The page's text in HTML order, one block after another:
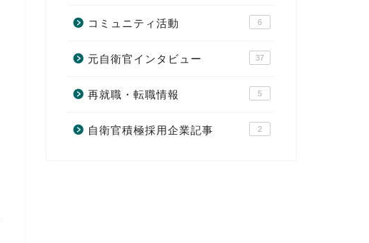
コミュニティ活動 6
元自衛官インタビュー 37
再就職・転職情報 5
自衛官積極採用企業記事 2